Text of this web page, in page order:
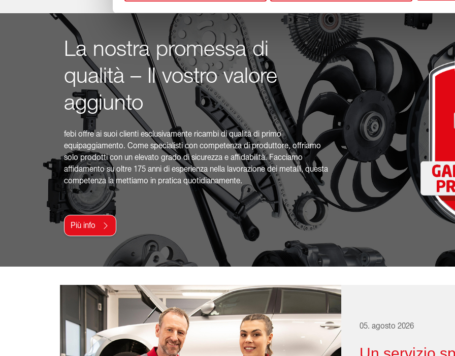
La nostra promessa di
qualità – Il vostro valore
aggiunto
febi offre ai suoi clienti esclusivamente ricambi di qualità di primo
equipaggiamento. Come specialisti con competenza di produttore, offriamo
solo prodotti con un elevato grado di sicurezza e affidabilità. Facciamo
affidamento su oltre 175 anni di esperienza nella lavorazione dei metalli, questa
competenza la mettiamo in pratica quotidianamente.
Più info
05. agosto 2026